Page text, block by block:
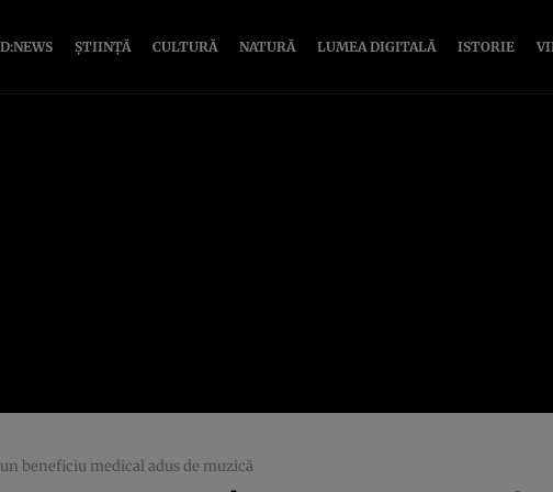
D:NEWS ȘTIINȚĂ CULTURĂ NATURĂ LUMEA DIGITALĂ ISTORIE
beneficiu medical adus de muzică